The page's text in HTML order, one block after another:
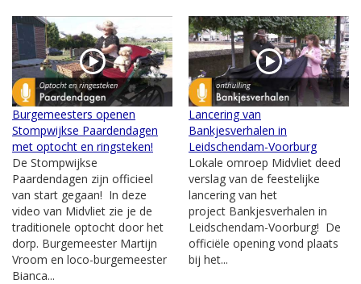
Burgemeesters openen
Stompwijkse Paardendagen
met optocht en ringsteken!
De Stompwijkse
Paardendagen zijn officieel
van start gegaan! In deze
video van Midvliet zie je de
traditionele optocht door het
dorp. Burgemeester Martijn
Vroom en loco-burgemeester
Bianca...
Lancering van
Bankjesverhalen in
Leidschendam-Voorburg
Lokale omroep Midvliet deed
verslag van de feestelijke
lancering van het
project Bankjesverhalen in
Leidschendam-Voorburg! De
officiële opening vond plaats
bij het...